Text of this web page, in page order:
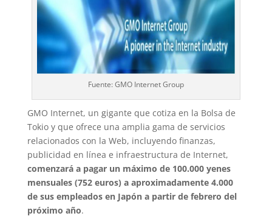
Fuente: GMO Internet Group
GMO Internet, un gigante que cotiza en la Bolsa de
Tokio y que ofrece una amplia gama de servicios
relacionados con la Web, incluyendo finanzas,
publicidad en línea e infraestructura de Internet,
comenzará a pagar un máximo de 100.000 yenes
mensuales (752 euros) a aproximadamente 4.000
de sus empleados en Japón a partir de febrero del
próximo año.